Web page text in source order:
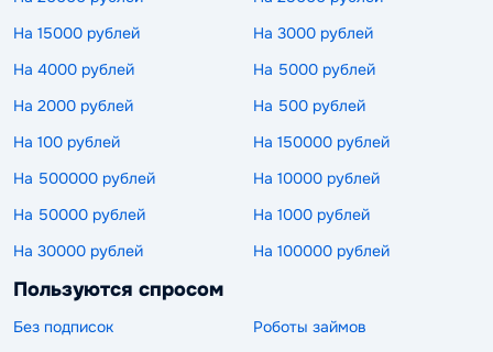
На 15000 рублей
На 3000 рублей
На 4000 рублей
На 5000 рублей
На 2000 рублей
На 500 рублей
На 100 рублей
На 150000 рублей
На 500000 рублей
На 10000 рублей
На 50000 рублей
На 1000 рублей
На 30000 рублей
На 100000 рублей
Пользуются спросом
Без подписок
Роботы займов